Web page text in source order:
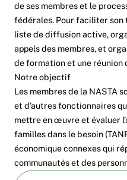
de ses membres et le
fédérales. Pour faciliter son
liste de diffusion active,
appels des membres, et
de formation et une réunion
Notre objectif
Les membres de la NASTA
et d’autres fonctionnaires
mettre en œuvre et évaluer
familles dans le besoin
économique connexes qui
communautés et des